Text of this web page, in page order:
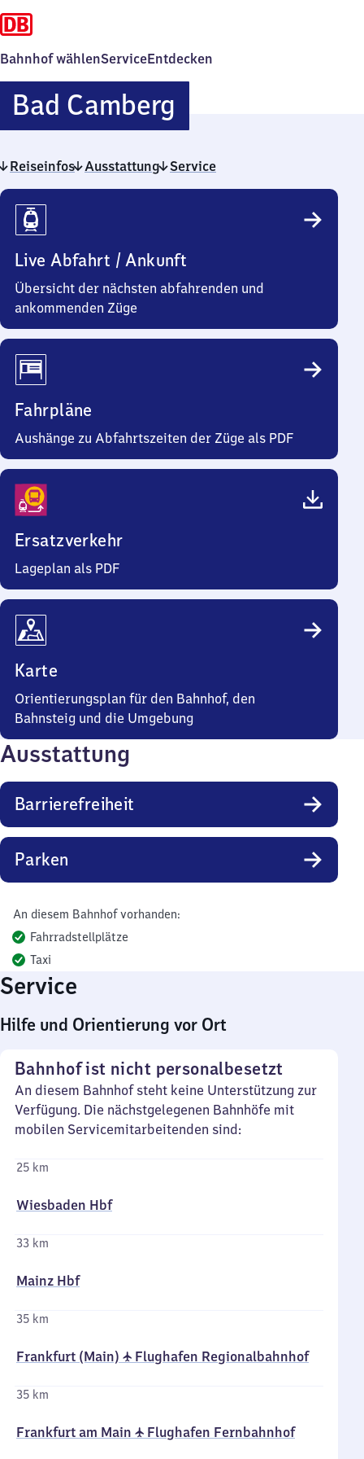
Bahnhof wählenServiceEntdecken
Bad Camberg
d
Camberg
Reiseinfos Ausstattung Service
Reiseinfos
Live Abfahrt / Ankunft
Übersicht der nächsten abfahrenden und
ankommenden Züge
Fahrpläne
Aushänge zu Abfahrtszeiten der Züge als PDF
Ersatzverkehr
Lageplan als PDF
Karte
Orientierungsplan für den Bahnhof, den
Bahnsteig und die Umgebung
Ausstattung
Barrierefreiheit
Parken
An diesem Bahnhof vorhanden:
Fahrradstellplätze
Taxi
Service
Hilfe und Orientierung vor Ort
Bahnhof ist nicht personalbesetzt
An diesem Bahnhof steht keine Unterstützung zur
Verfügung. Die nächstgelegenen Bahnhöfe mit
mobilen Servicemitarbeitenden sind:
25 km
Wiesbaden Hbf
33 km
Mainz Hbf
35 km
Frankfurt (Main) ✈ Flughafen Regionalbahnhof
35 km
Frankfurt am Main ✈ Flughafen Fernbahnhof